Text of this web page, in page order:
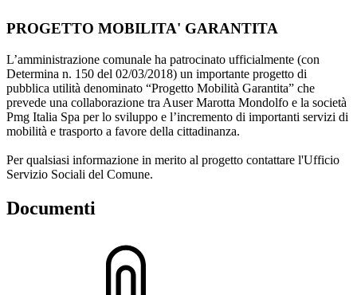
PROGETTO MOBILITA' GARANTITA
L’amministrazione comunale ha patrocinato ufficialmente (con
Determina n. 150 del 02/03/2018) un importante progetto di
pubblica utilità denominato “Progetto Mobilità Garantita” che
prevede una collaborazione tra Auser Marotta Mondolfo e la società
Pmg Italia Spa per lo sviluppo e l’incremento di importanti servizi di
mobilità e trasporto a favore della cittadinanza.
Per qualsiasi informazione in merito al progetto contattare l'Ufficio
Servizio Sociali del Comune.
Documenti